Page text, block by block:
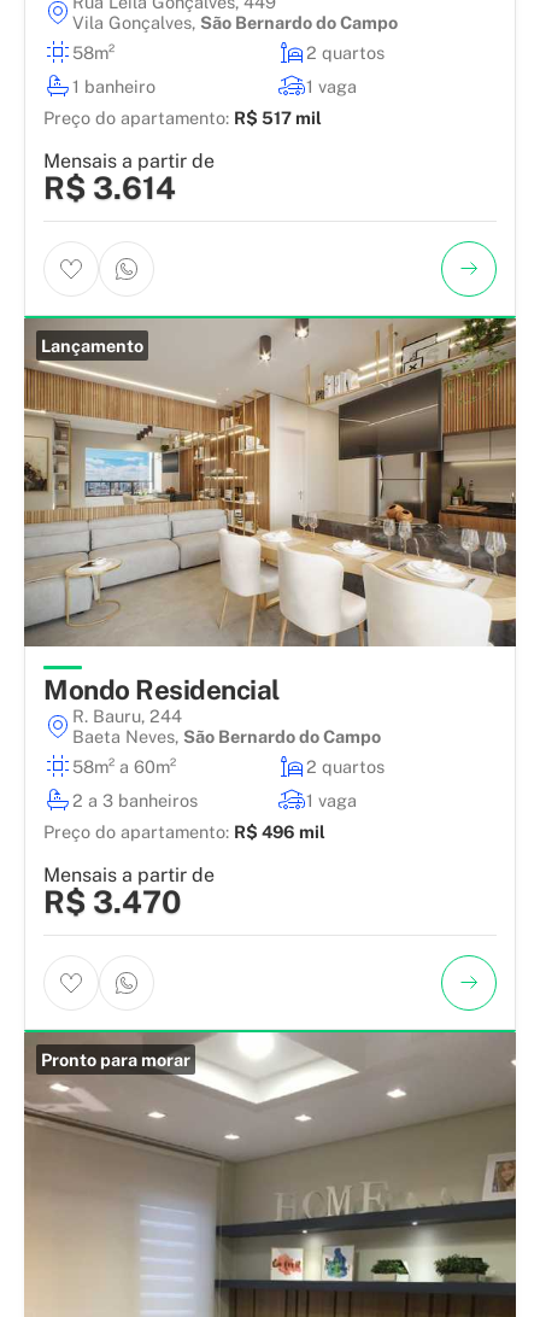
Vila Gonçalves, São Bernardo do Campo
58m²
2 quartos
1 banheiro
1 vaga
Preço do apartamento: R$ 517 mil
Mensais a partir de
R$ 3.614
Lançamento
Mondo Residencial
R. Bauru, 244
Baeta Neves, São Bernardo do Campo
58m² a 60m²
2 quartos
2 a 3 banheiros
1 vaga
Preço do apartamento: R$ 496 mil
Mensais a partir de
R$ 3.470
Pronto para morar